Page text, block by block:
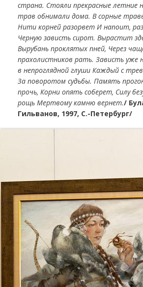
страна. Стояли прекрасные летние
трав обнимали дома. В сорные
Нити корней разорвет И напоит,
Черную зависть сирот. Вырастит
Вырубань проклятых пней, Через
прахолистников рать. Зависть уже
в непроглядной глуши Каждый с
За поворотом судьбы. Память
прочь, Корни опять соберет, Силу
рощь Мертвому камню вернет./
Гильванов, 1997, С.-Петербург/